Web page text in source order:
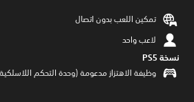
تمكين اللعب بدون اتصال
لاعب واحد
نسخة PS5‏
وظيفة الاهتزاز مدعومة (وحدة التحكم اللاسلكية DualSense‏)